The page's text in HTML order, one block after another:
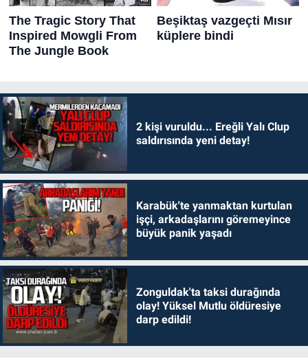
2 kişi vuruldu... Ereğli Yalı Clup
saldırısında yeni detay!
Karabük'te yanmaktan kurtulan
işçi, arkadaşlarını göremeyince
büyük panik yaşadı
Zonguldak'ta taksi durağında
olay! Yüksel Mutlu öldüresiye
darp edildi!